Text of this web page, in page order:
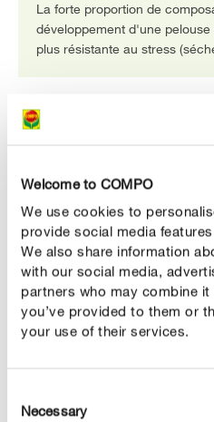
Welcome to COMPO
We use cookies to
provide social media
We also share information
with our social media,
partners who may combine
you’ve provided to them or
your use of their services.
Selection
Necessary
La forte proportion de
développement d'une
plus résistante au stress
COMPO Advanced
COMPO Advanced Release
jardiniers qui en veulent plus !